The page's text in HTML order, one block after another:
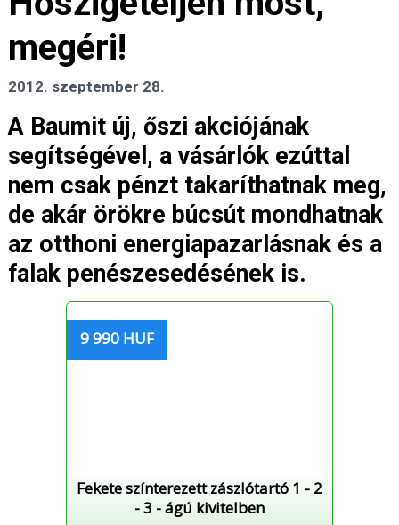
megéri!
2012. szeptember 28.
A Baumit új, őszi akciójának
segítségével, a vásárlók ezúttal
nem csak pénzt takaríthatnak meg,
de akár örökre búcsút mondhatnak
az otthoni energiapazarlásnak és a
falak penészesedésének is.
9 990 HUF
Fekete színterezett zászlótartó 1 - 2
- 3 - ágú kivitelben